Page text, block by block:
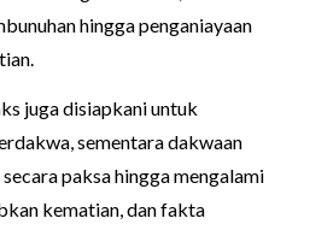
hingga penganiayaan
juga disiapkani untuk
sementara dakwaan
paksa hingga mengalami
kematian, dan fakta